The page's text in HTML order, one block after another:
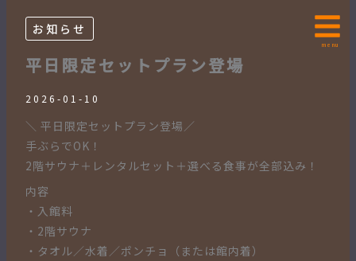
menu
お知らせ
平日限定セットプラン登場
2026-01-10
＼ 平日限定セットプラン登場／
手ぶらでOK！
2階サウナ＋レンタルセット＋選べる食事が全部込み！
内容
・入館料
・2階サウナ
・タオル／水着／ポンチョ（または館内着）